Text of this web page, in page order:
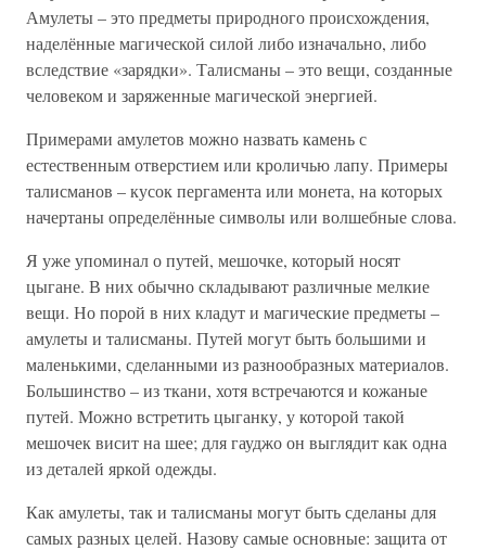
Амулеты – это предметы природного происхождения,
наделённые магической силой либо изначально, либо
вследствие «зарядки». Талисманы – это вещи, созданные
человеком и заряженные магической энергией.
Примерами амулетов можно назвать камень с
естественным отверстием или кроличью лапу. Примеры
талисманов – кусок пергамента или монета, на которых
начертаны определённые символы или волшебные слова.
Я уже упоминал о путей, мешочке, который носят
цыгане. В них обычно складывают различные мелкие
вещи. Но порой в них кладут и магические предметы –
амулеты и талисманы. Путей могут быть большими и
маленькими, сделанными из разнообразных материалов.
Большинство – из ткани, хотя встречаются и кожаные
путей. Можно встретить цыганку, у которой такой
мешочек висит на шее; для гауджо он выглядит как одна
из деталей яркой одежды.
Как амулеты, так и талисманы могут быть сделаны для
самых разных целей. Назову самые основные: защита от